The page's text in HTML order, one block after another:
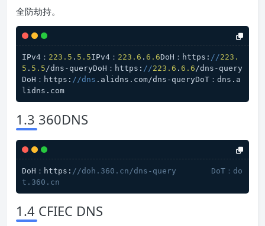
全防劫持。
IPv4： 223.5 . 5.5IPv4： 223.6 . 6.6DoH：https: //223.
5 . 5.5/dns-queryDoH：https: //223.6 . 6.6/dns-query
DoH：https: //dns .alidns.com/dns-queryDoT：dns.a
lidns.com
1.3 360DNS
DoH：https: //doh.360.cn/dns-query	DoT：do
t.360.cn
1.4 CFIEC DNS